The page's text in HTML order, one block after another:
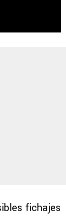
fichajes